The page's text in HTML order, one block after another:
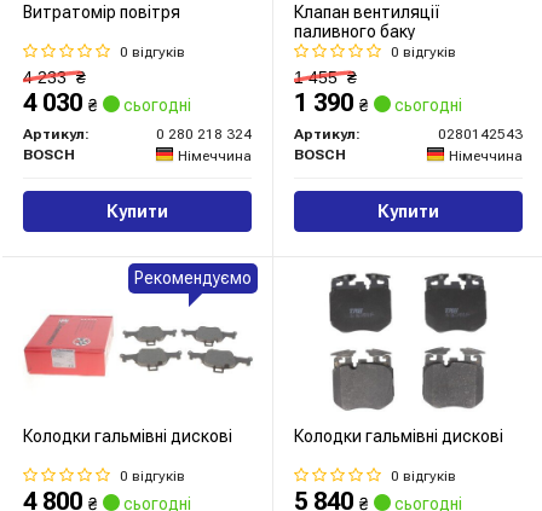
Витратомір повітря
0 відгуків
4 233₴
4 030 ₴ сьогодні
Артикул:
0 280 218 324
BOSCH
Німеччина
Купити
Клапан вентиляції
паливного баку
0 відгуків
1 455₴
1 390 ₴ сьогодні
Артикул:
0280142543
BOSCH
Німеччина
Купити
Колодки гальмівні дискові
0 відгуків
4 800 ₴ сьогодні
Рекомендуємо
Колодки гальмівні дискові
0 відгуків
5 840 ₴ сьогодні